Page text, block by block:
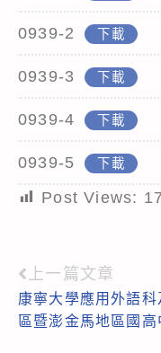
0939-2 下載
0939-3 下載
0939-4 下載
0939-5 下載
Post Views:
Read
more
上一篇文章
康寧大學應用外語
區暨澎金馬地區國高